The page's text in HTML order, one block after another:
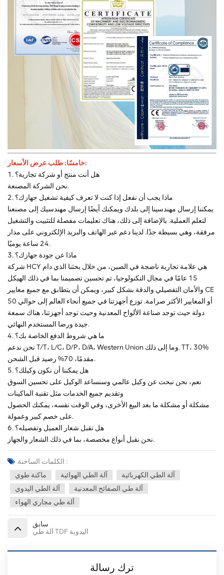
خامسًا: طلب عرض الأسعار:
1. هل أنت منتج أو شركة تجارية؟
نحن الشركة المصنعة.
2. ماذا يجب أن نفعل إذا كنت لا تعرف كيفية تشغيل جهازك؟
يمكننا إرسال مهندسينا إلى بلدك ويمكنك أيضًا إرسال مهندسيك إلى مصنعنا
لتعلم العملية. بالإضافة إلى ذلك، هناك تعليمات مفصلة للتثبيت والتشغيل
مرفقة، وهي بسيطة جدًا. لدينا دعم عبر الهاتف والبريد الإلكتروني على مدار
24 ساعة يوميًا.
3. ماذا عن جودة جهازك؟
شركة HCY هي علامة تجارية ناضجة في الصين، من خلال بحثنا الذي دام
15 عامًا في مجال التكنولوجيا، تم تحسين تصميمنا بما في ذلك الهيكل
والأمان التفصيلي والدقة بشكل كبير، ويمكن أن يتطابق مع جميع معايير CE
أو المعايير الأكثر صرامة. توزع أجهزتنا في جميع أنحاء العالم إلى حوالي 50
دولة حيث توجد صناعة الألواح المعدنية وحيث توجد أجهزتنا، هناك سمعة
جيدة ورضا المستخدم النهائي.
4. ما هي شروط الدفع الخاصة بك؟
نحن ندعم T/T، L/C، D/P، D/A، Western Union وما إلى ذلك. TT، 30%
مقدمًا، 70% رصيد قبل الشحن.
5. هل يمكننا أن نكون وكيلك؟
نعم، نحن نبحث عن وكيل عالمي وسنساعد الوكيل على تحسين السوق
وتقديم جميع الخدمات مثل تقنية الماكينات
مشكلة أو مشكلة ما بعد البيع الأخرى، وفي الوقت نفسه، يمكنك الحصول
على خصم كبير وعمولة.
6. هل تقبل شعار العميل وتفصيله؟
نحن نقبل أنواع مخصصة، بما في ذلك الشعار والجهاز.
الكلمات الساخنة :
ماكنة طوي
آلة الطي الهوائية
آلة الطي الكهربائية
آلة الطي اليدوي
آلة طي الصفائح المعدنية
آلة طي مجاري الهواء
سابق
آلة طي TDF اليدوية
ترك رسالة